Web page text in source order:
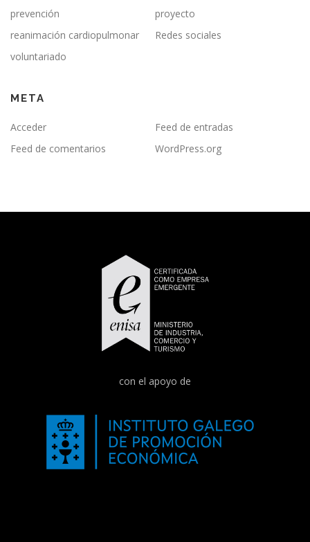
prevención
proyecto
reanimación cardiopulmonar
Redes sociales
voluntariado
META
Acceder
Feed de entradas
Feed de comentarios
WordPress.org
con el apoyo de